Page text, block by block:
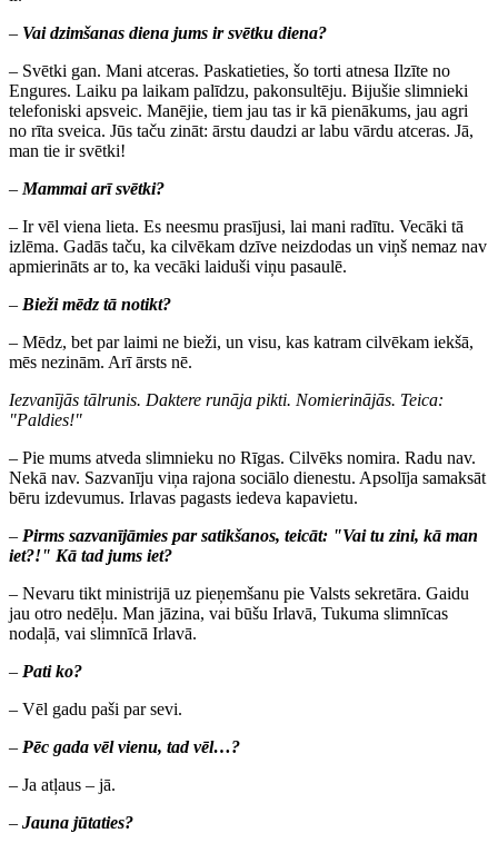
– Vai dzimšanas diena jums ir svētku diena?
– Svētki gan. Mani atceras. Paskatieties, šo torti atnesa Ilzīte no
Engures. Laiku pa laikam palīdzu, pakonsultēju. Bijušie slimnieki
telefoniski apsveic. Manējie, tiem jau tas ir kā pienākums, jau agri
no rīta sveica. Jūs taču zināt: ārstu daudzi ar labu vārdu atceras. Jā,
man tie ir svētki!
– Mammai arī svētki?
– Ir vēl viena lieta. Es neesmu prasījusi, lai mani radītu. Vecāki tā
izlēma. Gadās taču, ka cilvēkam dzīve neizdodas un viņš nemaz nav
apmierināts ar to, ka vecāki laiduši viņu pasaulē.
– Bieži mēdz tā notikt?
– Mēdz, bet par laimi ne bieži, un visu, kas katram cilvēkam iekšā,
mēs nezinām. Arī ārsts nē.
Iezvanījās tālrunis. Daktere runāja pikti. Nomierinājās. Teica:
"Paldies!"
– Pie mums atveda slimnieku no Rīgas. Cilvēks nomira. Radu nav.
Nekā nav. Sazvanīju viņa rajona sociālo dienestu. Apsolīja samaksāt
bēru izdevumus. Irlavas pagasts iedeva kapavietu.
– Pirms sazvanījāmies par satikšanos, teicāt: "Vai tu zini, kā man
iet?!" Kā tad jums iet?
– Nevaru tikt ministrijā uz pieņemšanu pie Valsts sekretāra. Gaidu
jau otro nedēļu. Man jāzina, vai būšu Irlavā, Tukuma slimnīcas
nodaļā, vai slimnīcā Irlavā.
– Pati ko?
– Vēl gadu paši par sevi.
– Pēc gada vēl vienu, tad vēl…?
– Ja atļaus – jā.
– Jauna jūtaties?